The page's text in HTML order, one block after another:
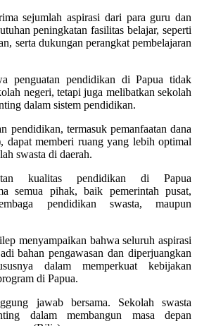
sejumlah aspirasi dari para guru dan
peningkatan fasilitas belajar, seperti
serta dukungan perangkat pembelajaran
penguatan pendidikan di Papua tidak
negeri, tetapi juga melibatkan sekolah
dalam sistem pendidikan.
pendidikan, termasuk pemanfaatan dana
dapat memberi ruang yang lebih optimal
swasta di daerah.
kualitas pendidikan di Papua
semua pihak, baik pemerintah pusat,
pendidikan swasta, maupun
menyampaikan bahwa seluruh aspirasi
bahan pengawasan dan diperjuangkan
dalam memperkuat kebijakan
di Papua.
jawab bersama. Sekolah swasta
dalam membangun masa depan